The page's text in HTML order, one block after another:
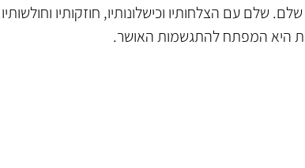
שלם עם הצלחותיו וכישלונותיו, חוזקותיו
היא המפתח להתגשמות האושר.